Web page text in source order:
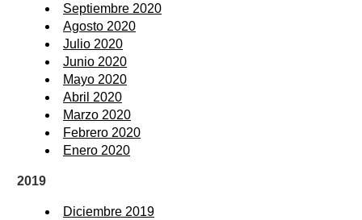
Septiembre 2020
Agosto 2020
Julio 2020
Junio 2020
Mayo 2020
Abril 2020
Marzo 2020
Febrero 2020
Enero 2020
2019
Diciembre 2019